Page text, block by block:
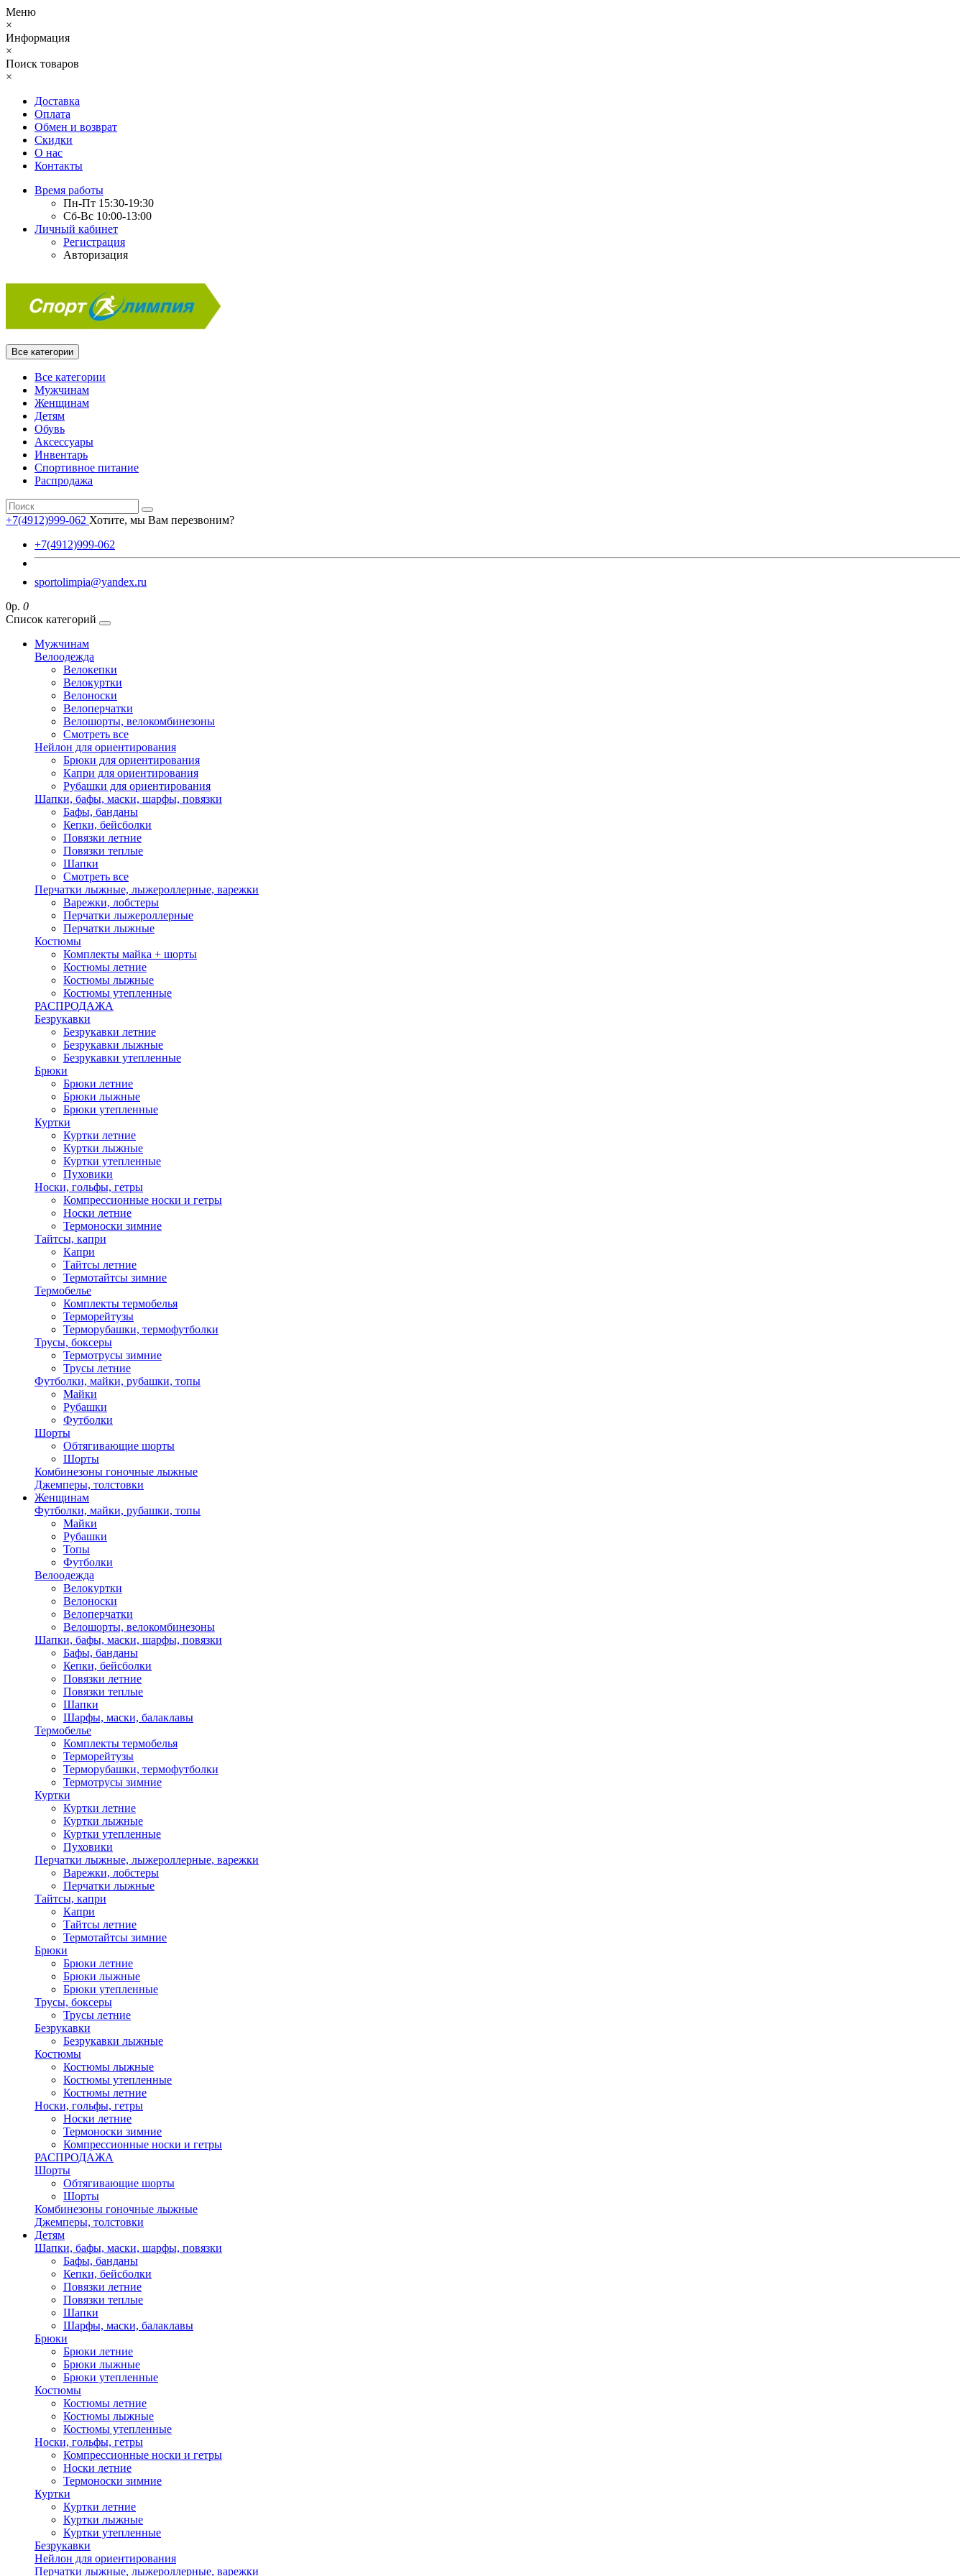
Меню
×
Информация
×
Поиск товаров
×
Доставка
Оплата
Обмен и возврат
Скидки
О нас
Контакты
Время работы
Пн-Пт 15:30-19:30
Сб-Вс 10:00-13:00
Личный кабинет
Регистрация
Авторизация
Все категории
Все категории
Мужчинам
Женщинам
Детям
Обувь
Аксессуары
Инвентарь
Спортивное питание
Распродажа
+7(4912)999-062 Хотите, мы Вам перезвоним?
+7(4912)999-062
sportolimpia@yandex.ru
0р. 0
Список категорий
Мужчинам
Велоодежда
Велокепки
Велокуртки
Велоноски
Велоперчатки
Велошорты, велокомбинезоны
Смотреть все
Нейлон для ориентирования
Брюки для ориентирования
Капри для ориентирования
Рубашки для ориентирования
Шапки, бафы, маски, шарфы, повязки
Бафы, банданы
Кепки, бейсболки
Повязки летние
Повязки теплые
Шапки
Смотреть все
Перчатки лыжные, лыжероллерные, варежки
Варежки, лобстеры
Перчатки лыжероллерные
Перчатки лыжные
Костюмы
Комплекты майка + шорты
Костюмы летние
Костюмы лыжные
Костюмы утепленные
РАСПРОДАЖА
Безрукавки
Безрукавки летние
Безрукавки лыжные
Безрукавки утепленные
Брюки
Брюки летние
Брюки лыжные
Брюки утепленные
Куртки
Куртки летние
Куртки лыжные
Куртки утепленные
Пуховики
Носки, гольфы, гетры
Компрессионные носки и гетры
Носки летние
Термоноски зимние
Тайтсы, капри
Капри
Тайтсы летние
Термотайтсы зимние
Термобелье
Комплекты термобелья
Терморейтузы
Терморубашки, термофутболки
Трусы, боксеры
Термотрусы зимние
Трусы летние
Футболки, майки, рубашки, топы
Майки
Рубашки
Футболки
Шорты
Обтягивающие шорты
Шорты
Комбинезоны гоночные лыжные
Джемперы, толстовки
Женщинам
Футболки, майки, рубашки, топы
Майки
Рубашки
Топы
Футболки
Велоодежда
Велокуртки
Велоноски
Велоперчатки
Велошорты, велокомбинезоны
Шапки, бафы, маски, шарфы, повязки
Бафы, банданы
Кепки, бейсболки
Повязки летние
Повязки теплые
Шапки
Шарфы, маски, балаклавы
Термобелье
Комплекты термобелья
Терморейтузы
Терморубашки, термофутболки
Термотрусы зимние
Куртки
Куртки летние
Куртки лыжные
Куртки утепленные
Пуховики
Перчатки лыжные, лыжероллерные, варежки
Варежки, лобстеры
Перчатки лыжные
Тайтсы, капри
Капри
Тайтсы летние
Термотайтсы зимние
Брюки
Брюки летние
Брюки лыжные
Брюки утепленные
Трусы, боксеры
Трусы летние
Безрукавки
Безрукавки лыжные
Костюмы
Костюмы лыжные
Костюмы утепленные
Костюмы летние
Носки, гольфы, гетры
Носки летние
Термоноски зимние
Компрессионные носки и гетры
РАСПРОДАЖА
Шорты
Обтягивающие шорты
Шорты
Комбинезоны гоночные лыжные
Джемперы, толстовки
Детям
Шапки, бафы, маски, шарфы, повязки
Бафы, банданы
Кепки, бейсболки
Повязки летние
Повязки теплые
Шапки
Шарфы, маски, балаклавы
Брюки
Брюки летние
Брюки лыжные
Брюки утепленные
Костюмы
Костюмы летние
Костюмы лыжные
Костюмы утепленные
Носки, гольфы, гетры
Компрессионные носки и гетры
Носки летние
Термоноски зимние
Куртки
Куртки летние
Куртки лыжные
Куртки утепленные
Безрукавки
Нейлон для ориентирования
Перчатки лыжные, лыжероллерные, варежки